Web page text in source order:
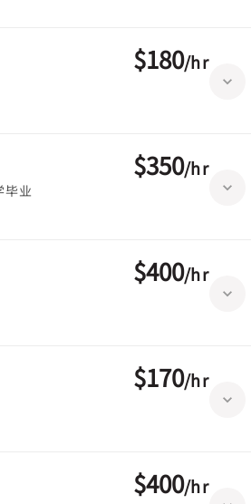
$180/hr
业
$350/hr
$400/hr
$170/hr
$400/hr